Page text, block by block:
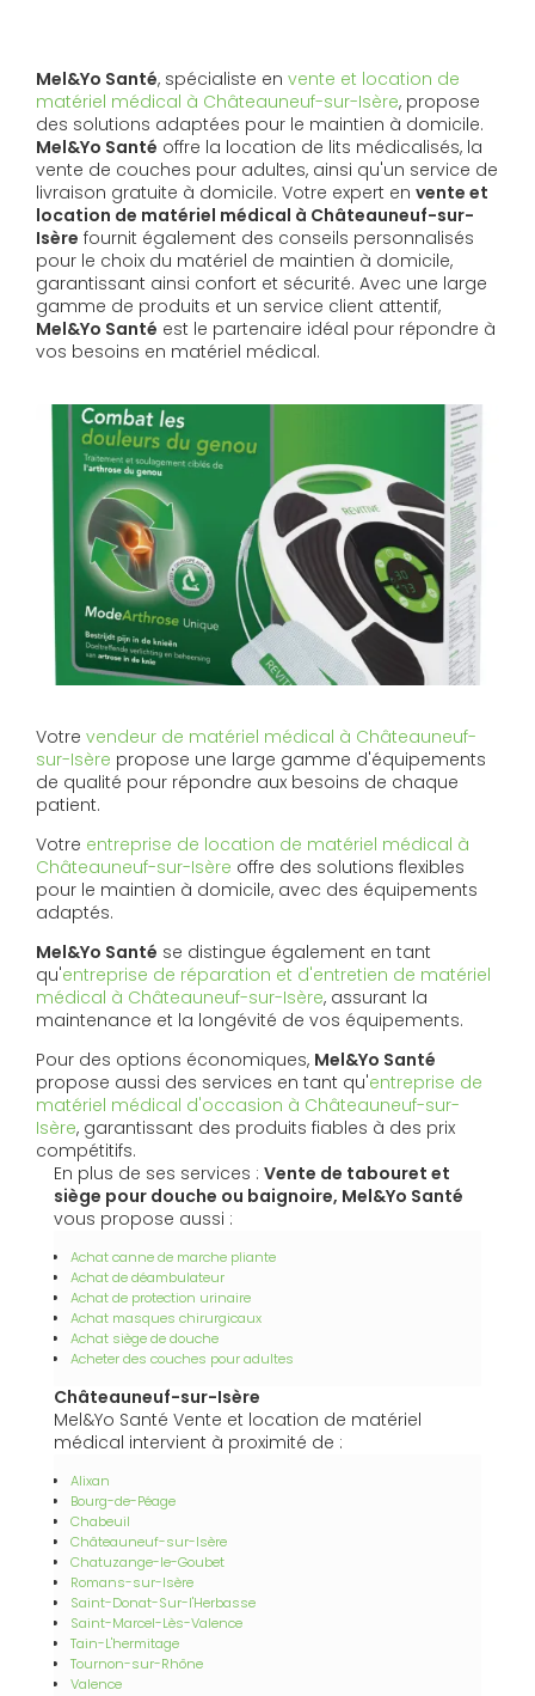
Mel&Yo Santé, spécialiste en vente et location de
matériel médical à Châteauneuf-sur-Isère, propose
des solutions adaptées pour le maintien à domicile.
Mel&Yo Santé offre la location de lits médicalisés, la
vente de couches pour adultes, ainsi qu'un service de
livraison gratuite à domicile. Votre expert en vente et
location de matériel médical à Châteauneuf-sur-
Isère fournit également des conseils personnalisés
pour le choix du matériel de maintien à domicile,
garantissant ainsi confort et sécurité. Avec une large
gamme de produits et un service client attentif,
Mel&Yo Santé est le partenaire idéal pour répondre à
vos besoins en matériel médical.
Votre vendeur de matériel médical à Châteauneuf-
sur-Isère propose une large gamme d'équipements
de qualité pour répondre aux besoins de chaque
patient.
Votre entreprise de location de matériel médical à
Châteauneuf-sur-Isère offre des solutions flexibles
pour le maintien à domicile, avec des équipements
adaptés.
Mel&Yo Santé se distingue également en tant
qu'entreprise de réparation et d'entretien de matériel
médical à Châteauneuf-sur-Isère, assurant la
maintenance et la longévité de vos équipements.
Pour des options économiques, Mel&Yo Santé
propose aussi des services en tant qu'entreprise de
matériel médical d'occasion à Châteauneuf-sur-
Isère, garantissant des produits fiables à des prix
compétitifs.
En plus de ses services : Vente de tabouret et
siège pour douche ou baignoire, Mel&Yo Santé
vous propose aussi :
Achat canne de marche pliante
Achat de déambulateur
Achat de protection urinaire
Achat masques chirurgicaux
Achat siège de douche
Acheter des couches pour adultes
Châteauneuf-sur-Isère
Mel&Yo Santé Vente et location de matériel
médical intervient à proximité de :
Alixan
Bourg-de-Péage
Chabeuil
Châteauneuf-sur-Isère
Chatuzange-le-Goubet
Romans-sur-Isère
Saint-Donat-Sur-l'Herbasse
Saint-Marcel-Lès-Valence
Tain-L'hermitage
Tournon-sur-Rhône
Valence